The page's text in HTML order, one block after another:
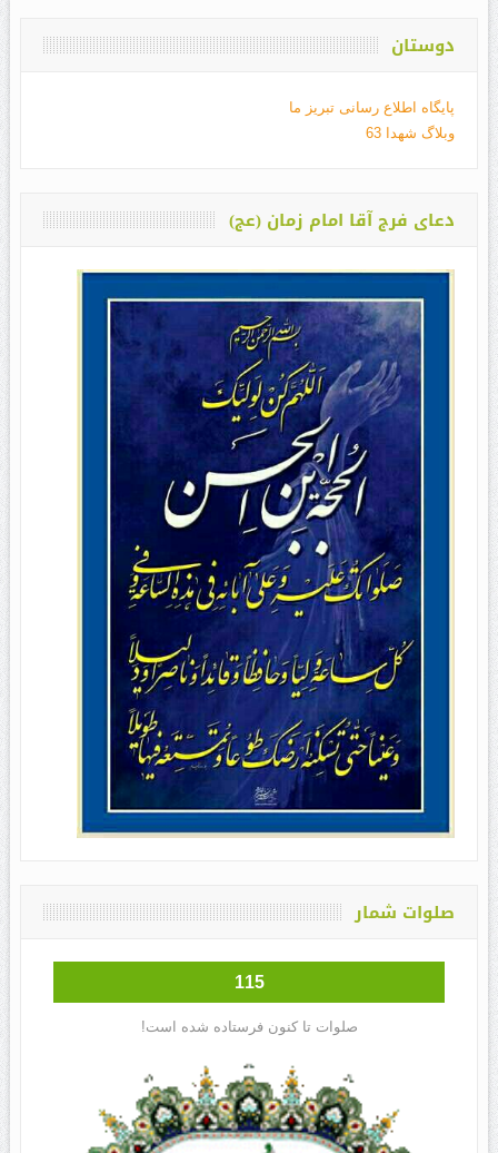
دوستان
پایگاه اطلاع رسانی تبریز ما
وبلاگ شهدا 63
دعای فرج آقا امام زمان (عج)
صلوات شمار
115
صلوات تا کنون فرستاده شده است!